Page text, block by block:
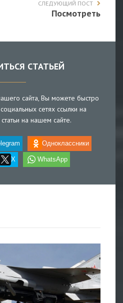
СЛЕДУЮЩИЙ ПОСТ
Посмотреть
СТАТЬЕЙ
сайта, Вы можете быстро
сетях ссылки на
на нашем сайте.
Одноклассники
X WhatsApp